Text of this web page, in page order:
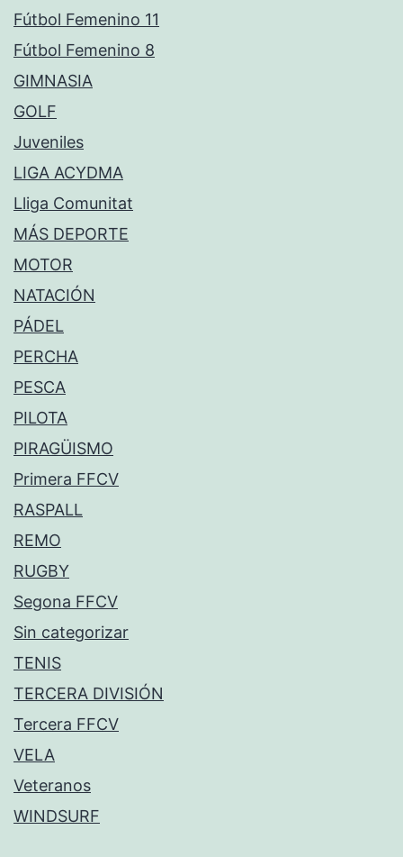
Fútbol Femenino 11
Fútbol Femenino 8
GIMNASIA
GOLF
Juveniles
LIGA ACYDMA
Lliga Comunitat
MÁS DEPORTE
MOTOR
NATACIÓN
PÁDEL
PERCHA
PESCA
PILOTA
PIRAGÜISMO
Primera FFCV
RASPALL
REMO
RUGBY
Segona FFCV
Sin categorizar
TENIS
TERCERA DIVISIÓN
Tercera FFCV
VELA
Veteranos
WINDSURF